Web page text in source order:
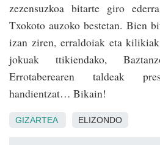
zezensuzkoa bitarte giro
Txokoto auzoko bestetan. Bien
izan ziren, erraldoiak eta
jokuak ttikiendako,
Errotaberearen taldeak
handientzat… Bikain!
GIZARTEA ELIZONDO